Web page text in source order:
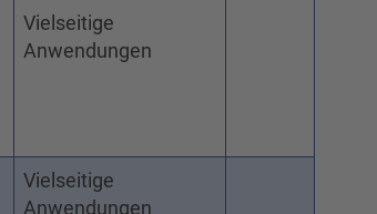
Vielseitige
Anwendungen
Vielseitige
Anwendungen